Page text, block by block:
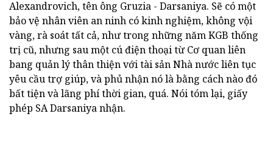
Alexandrovich, tên ông Gruzia - Darsaniya. Sẽ có một
bảo vệ nhân viên an ninh có kinh nghiệm, không vội
vàng, rà soát tất cả, như trong những năm KGB thống
trị cũ, nhưng sau một cú điện thoại từ Cơ quan liên
bang quản lý thân thiện với tài sản Nhà nước liên tục
yêu cầu trợ giúp, và phủ nhận nó là bằng cách nào đó
bất tiện và lãng phí thời gian, quá. Nói tóm lại, giấy
phép SA Darsaniya nhận.